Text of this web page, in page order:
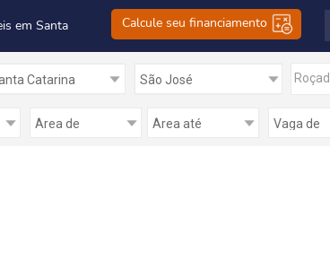
em Santa
Calcule seu financiamento